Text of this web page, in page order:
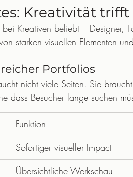
Kreativität
bei Kreativen beliebt – Designer,
starken visuellen Elementen
Portfolios
nicht viele Seiten. Sie
dass Besucher lange suchen
Funktion
Sofortiger visueller Impact
Übersichtliche Werkschau